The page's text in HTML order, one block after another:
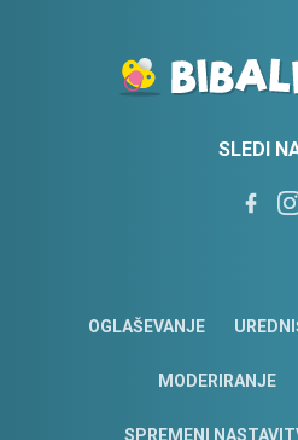
SLEDI
OGLAŠEVANJE
MODERIRANJE
SPREMENI